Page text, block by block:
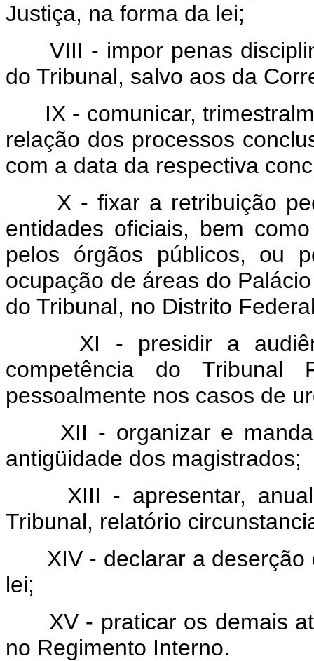
Justiça, na forma da lei;
VIII - impor penas
do Tribunal, salvo aos da
IX - comunicar,
relação dos processos
com a data da respectiva
X - fixar a retribuição
entidades oficiais, bem
pelos órgãos públicos, ou
ocupação de áreas do
do Tribunal, no Distrito
XI - presidir a
competência do Tribunal
pessoalmente nos casos de
XII - organizar e mandar
antigüidade dos magistrados;
XIII - apresentar,
Tribunal, relatório
XIV - declarar a deserção
lei;
XV - praticar os demais
no Regimento Interno.